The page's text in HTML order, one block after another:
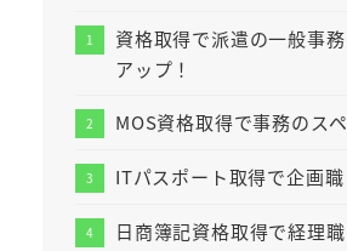
資格取得で派遣の一般事
アップ！
MOS資格取得で事務のス
ITパスポート取得で企画職
日商簿記資格取得で経理職